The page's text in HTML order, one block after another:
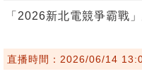
「2026新北電競爭霸戰
直播時間：2026/06/14